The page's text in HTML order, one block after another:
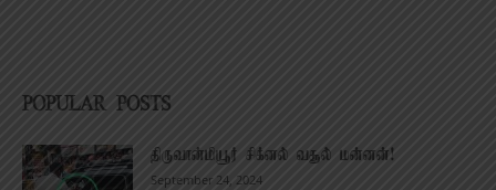
POPULAR POSTS
திருவான்மியூர் சிக்னல் வசூல் மன்னன்!
September 24, 2024